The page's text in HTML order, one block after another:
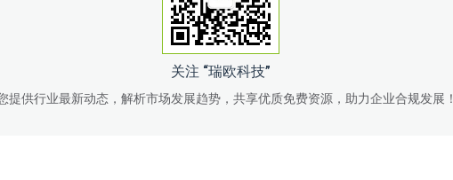
关注 “瑞欧科技”
提供行业最新动态，解析市场发展趋势，共享优质免费资源，助力企业合规发展！